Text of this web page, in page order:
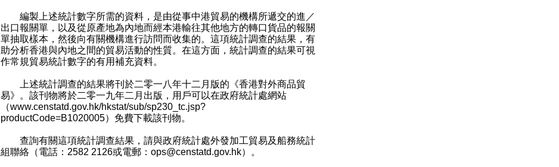
編製上述統計數字所需的資料，是由從事中港貿易的機構所遞交的進／
出口報關單，以及從原產地為內地而經本港輸往其他地方的轉口貨品的報關
單抽取樣本，然後向有關機構進行訪問而收集的。這項統計調查的結果，有
助分析香港與內地之間的貿易活動的性質。在這方面，統計調查的結果可視
作常規貿易統計數字的有用補充資料。
上述統計調查的結果將刊於二零一八年十二月版的《香港對外商品貿
易》。該刊物將於二零一九年二月出版，用戶可以在政府統計處網站
（www.censtatd.gov.hk/hkstat/sub/sp230_tc.jsp?
productCode=B1020005）免費下載該刊物。
查詢有關這項統計調查結果，請與政府統計處外發加工貿易及船務統計
組聯絡（電話：2582 2126或電郵： ops@censtatd.gov.hk）。